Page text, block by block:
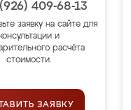
409-68-13
заявку на сайте для
и
расчёта
стоимости.
ЗАЯВКУ